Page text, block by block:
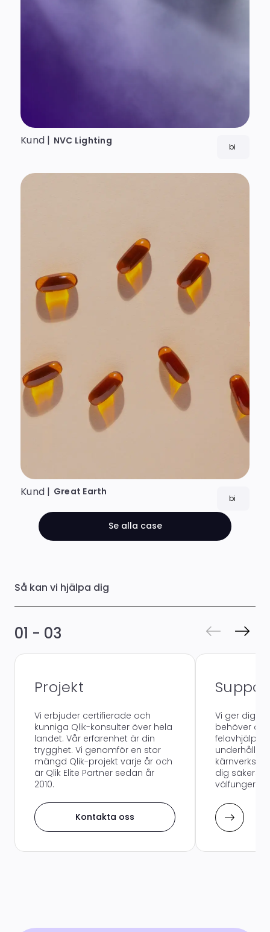
Kund | NVC Lighting
bi
Kund | Great Earth
bi
Se alla case
Så kan vi hjälpa dig
01 - 03
Projekt
Vi erbjuder certifierade och
kunniga Qlik-konsulter över hela
landet. Vår erfarenhet är din
trygghet. Vi genomför en stor
mängd Qlik-projekt varje år och
är Qlik Elite Partner sedan år
2010.
Kontakta oss
Vi ger dig
behöver
underhåll.
dig